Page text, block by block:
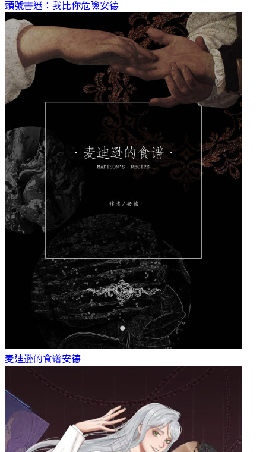
頭號書迷：我比你危險安德
麦迪逊的食谱安德